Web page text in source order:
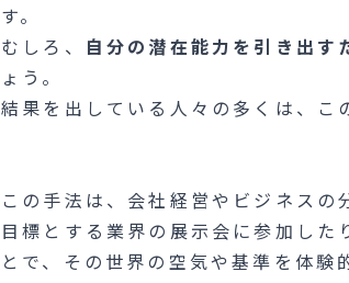
す。
むしろ、 自分の潜在能力を引き出す
ょう。
結果を出している人々の多くは、こ
この手法は、会社経営やビジネスの
目標とする業界の展示会に参加した
とで、その世界の空気や基準を体験